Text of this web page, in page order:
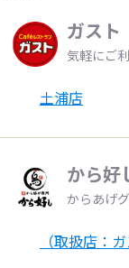
ガスト
気軽にご
土浦店
から好
からあげ
（取扱店：